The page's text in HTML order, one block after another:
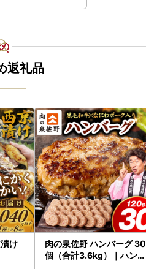
返礼品
け
肉の泉佐野 ハンバーグ 30
個（合計3.6kg）｜ハンバ